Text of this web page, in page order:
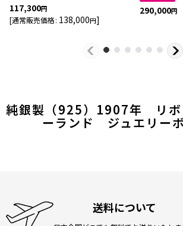
純銀製（925）1907年 リボ
ーランド ジュエリー
117,300円
[通常販売価格: 138,000円]
290,000円
送料について